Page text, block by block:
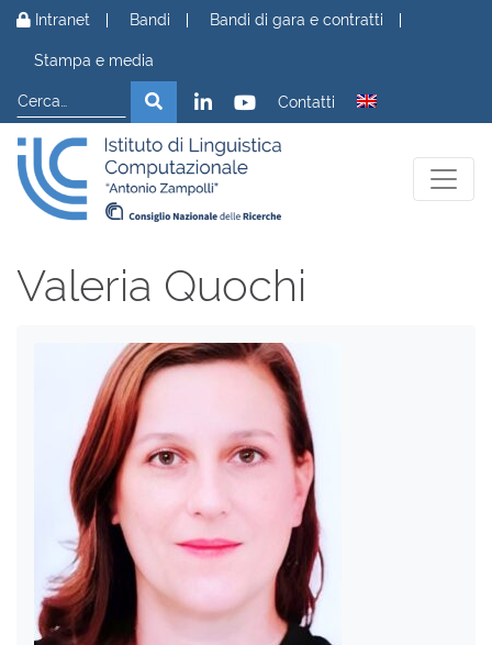
Vai al contenuto
Intranet Bandi Bandi di gara e contratti
Stampa e media
Cerca
Cerca Contatti
Valeria Quochi